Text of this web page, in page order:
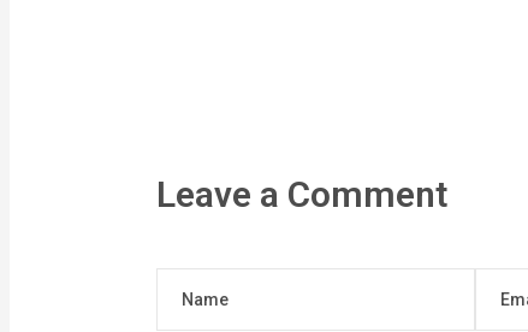
Leave a Comment